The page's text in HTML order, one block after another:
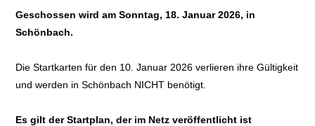
Geschossen wird am Sonntag, 18. Januar 2026, in
Schönbach.
Die Startkarten für den 10. Januar 2026 verlieren ihre Gültigkeit
und werden in Schönbach NICHT benötigt.
Es gilt der Startplan, der im Netz veröffentlicht ist